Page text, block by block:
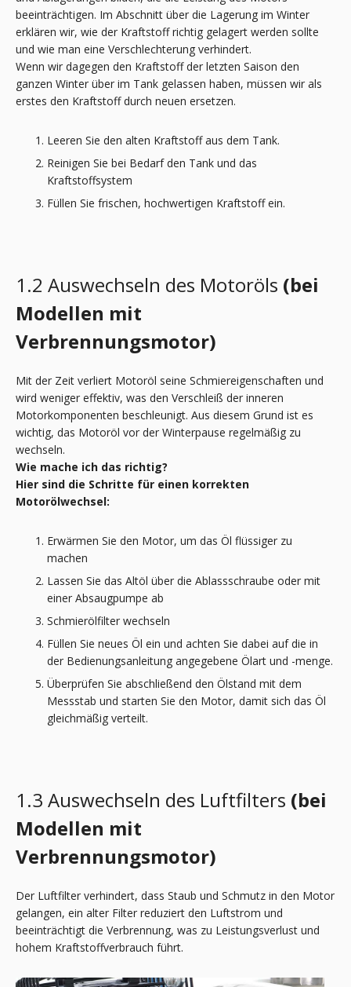
beeinträchtigen. Im Abschnitt über die Lagerung im Winter
erklären wir, wie der Kraftstoff richtig gelagert werden sollte
und wie man eine Verschlechterung verhindert.
Wenn wir dagegen den Kraftstoff der letzten Saison den
ganzen Winter über im Tank gelassen haben, müssen wir als
erstes den Kraftstoff durch neuen ersetzen.
Leeren Sie den alten Kraftstoff aus dem Tank.
Reinigen Sie bei Bedarf den Tank und das
Kraftstoffsystem
Füllen Sie frischen, hochwertigen Kraftstoff ein.
1.2 Auswechseln des Motoröls (bei
Modellen mit
Verbrennungsmotor)
Mit der Zeit verliert Motoröl seine Schmiereigenschaften und
wird weniger effektiv, was den Verschleiß der inneren
Motorkomponenten beschleunigt. Aus diesem Grund ist es
wichtig, das Motoröl vor der Winterpause regelmäßig zu
wechseln.
Wie mache ich das richtig?
Hier sind die Schritte für einen korrekten
Motorölwechsel:
Erwärmen Sie den Motor, um das Öl flüssiger zu
machen
Lassen Sie das Altöl über die Ablassschraube oder mit
einer Absaugpumpe ab
Schmierölfilter wechseln
Füllen Sie neues Öl ein und achten Sie dabei auf die in
der Bedienungsanleitung angegebene Ölart und -menge.
Überprüfen Sie abschließend den Ölstand mit dem
Messstab und starten Sie den Motor, damit sich das Öl
gleichmäßig verteilt.
1.3 Auswechseln des Luftfilters (bei
Modellen mit
Verbrennungsmotor)
Der Luftfilter verhindert, dass Staub und Schmutz in den Motor
gelangen, ein alter Filter reduziert den Luftstrom und
beeinträchtigt die Verbrennung, was zu Leistungsverlust und
hohem Kraftstoffverbrauch führt.